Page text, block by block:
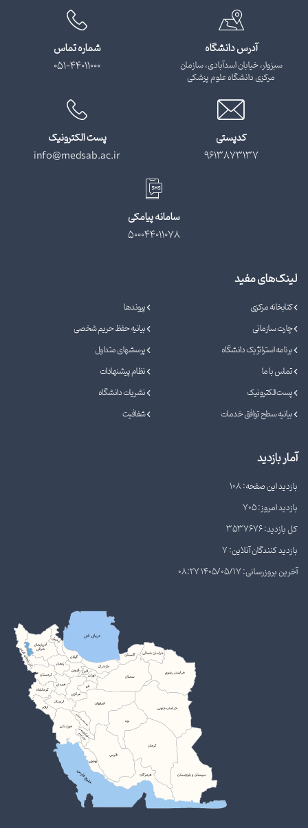
آدرس دانشگاه
سبزوار، خیابان اسدآبادی، سازمان
مرکزی دانشگاه علوم پزشکی
شماره تماس
051-44011000
کدپستی
9613873137
پست الکترونیک
info@medsab.ac.ir
سامانه پیامکی
500044011078
لینک‌های مفید
کتابخانه مرکزی
پیوندها
چارت سازمانی
بیانیه حفظ حریم شخصی
برنامه استراتژیک دانشگاه
پرسشهای متداول
تماس با ما
نظام پیشنهادات
پست الکترونیک
نشریات دانشگاه
بیانیه سطح توافق خدمات
شفافیت
آمار بازدید
بازدید این صفحه: 108
بازدید امروز: 705
کل بازدید: 3537676
بازدید کنندگان آنلاین: 7
آخرین بروزرسانی: 1405/05/17 08:27